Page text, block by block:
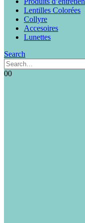
Lentilles Colorées
Collyre
Accesoires
Lunettes
Search
00